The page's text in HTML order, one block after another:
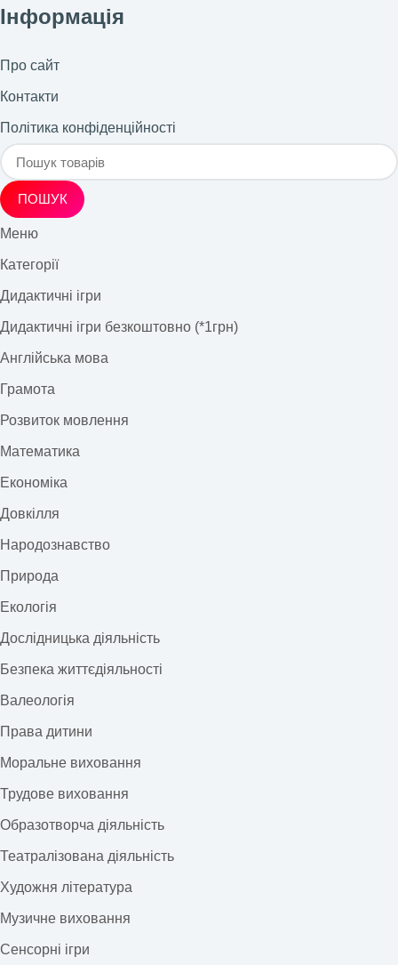
Інформація
Про сайт
Контакти
Політика конфіденційності
ПОШУК
Меню
Категорії
Дидактичні ігри
Дидактичні ігри безкоштовно (*1грн)
Англійська мова
Грамота
Розвиток мовлення
Математика
Економіка
Довкілля
Народознавство
Природа
Екологія
Дослідницька діяльність
Безпека життєдіяльності
Валеологія
Права дитини
Моральне виховання
Трудове виховання
Образотворча діяльність
Театралізована діяльність
Художня література
Музичне виховання
Сенсорні ігри